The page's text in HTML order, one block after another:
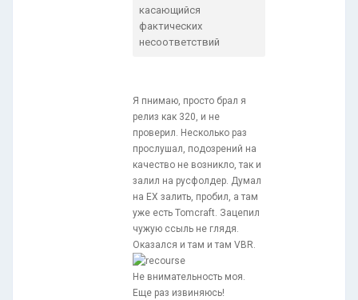
касающийся
фактических
несоответствий
Я пнимаю, просто брал я
релиз как 320, и не
проверил. Несколько раз
прослушал, подозрений на
качество не возникло, так и
залил на русфолдер. Думал
на EX залить, пробил, а там
уже есть Tomcraft. Зацепил
чужую ссыль не глядя.
Оказался и там и там VBR.
Не внимательность моя.
Еще раз извиняюсь!